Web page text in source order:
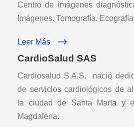
Centro de imágenes
Imágenes. Tomografía.
Leer Más
CardioSalud SAS
Cardiosalud S.A.S. nació
de servicios cardiológicos de
la ciudad de Santa Marta y
Magdalena.